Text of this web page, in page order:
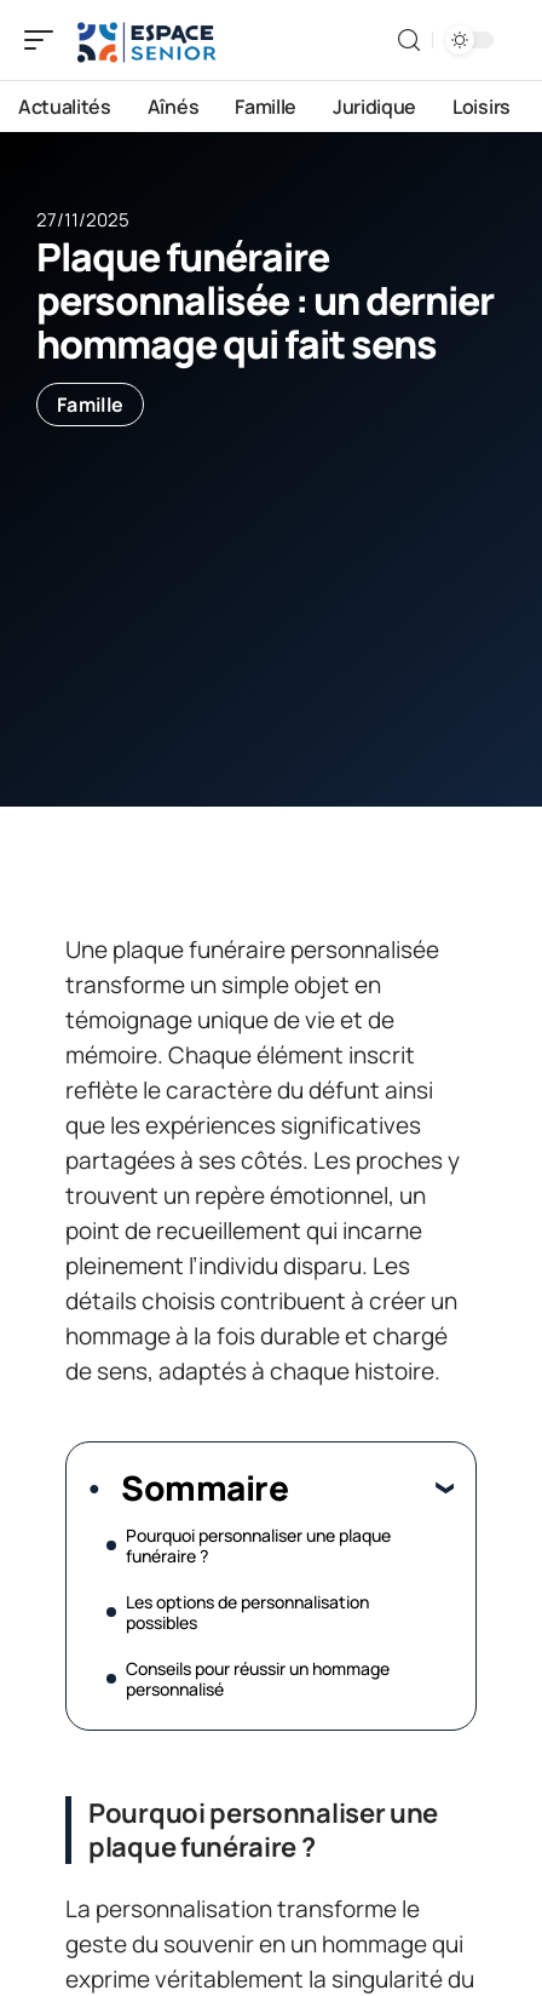
Actualités Aînés Famille Juridique Loisirs
27/11/2025
Plaque funéraire
personnalisée : un dernier
hommage qui fait sens
Famille
Une plaque funéraire personnalisée
transforme un simple objet en
témoignage unique de vie et de
mémoire. Chaque élément inscrit
reflète le caractère du défunt ainsi
que les expériences significatives
partagées à ses côtés. Les proches y
trouvent un repère émotionnel, un
point de recueillement qui incarne
pleinement l’individu disparu. Les
détails choisis contribuent à créer un
hommage à la fois durable et chargé
de sens, adaptés à chaque histoire.
Sommaire
Pourquoi personnaliser une plaque
funéraire ?
Les options de personnalisation
possibles
Conseils pour réussir un hommage
personnalisé
Pourquoi personnaliser une
plaque funéraire ?
La personnalisation transforme le
geste du souvenir en un hommage qui
exprime véritablement la singularité du